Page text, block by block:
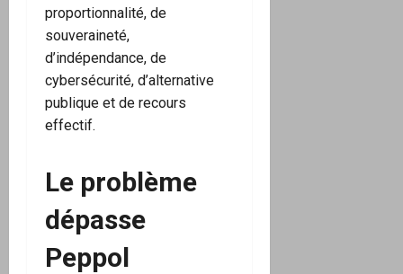
proportionnalité, de
souveraineté,
d’indépendance, de
cybersécurité, d’alternative
publique et de recours
effectif.
Le problème
dépasse
Peppol